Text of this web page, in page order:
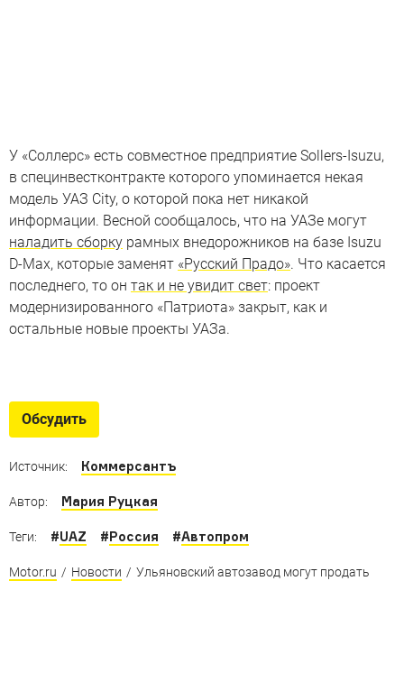
У «Соллерс» есть совместное предприятие Sollers-Isuzu,
в специнвестконтракте которого упоминается некая
модель УАЗ City, о которой пока нет никакой
информации. Весной сообщалось, что на УАЗе могут
наладить сборку рамных внедорожников на базе Isuzu
D-Max, которые заменят «Русский Прадо». Что касается
последнего, то он так и не увидит свет: проект
модернизированного «Патриота» закрыт, как и
остальные новые проекты УАЗа.
Такими российские вездеходы мало кто видел:
и открытый верх
Обсудить
Источник: Коммерсантъ
Автор: Мария Руцкая
Теги: #UAZ #Россия #Автопром
Motor.ru / Новости / Ульяновский автозавод могут продать